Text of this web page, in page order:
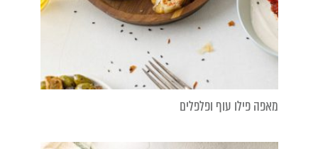
מאפה פילו עוף ופלפלים